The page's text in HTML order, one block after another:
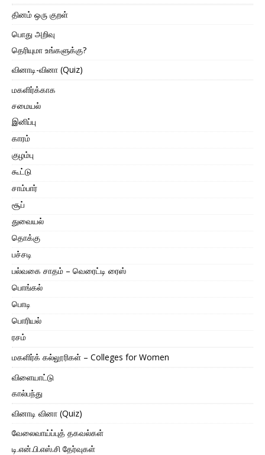
தினம் ஒரு குறள்
பொது அறிவு
தெரியுமா உங்களுக்கு?
வினாடி-வினா (Quiz)
மகளிர்க்காக
சமையல்
இனிப்பு
காரம்
குழம்பு
கூட்டு
சாம்பார்
சூப்
துவையல்
தொக்கு
பச்சடி
பல்வகை சாதம் – வெரைட்டி ரைஸ்
பொங்கல்
பொடி
பொரியல்
ரசம்
மகளிர்க் கல்லூரிகள் – Colleges for Women
விளையாட்டு
கால்பந்து
வினாடி வினா (Quiz)
வேலைவாய்ப்புத் தகவல்கள்
டி.என்.பி.எஸ்.சி தேர்வுகள்